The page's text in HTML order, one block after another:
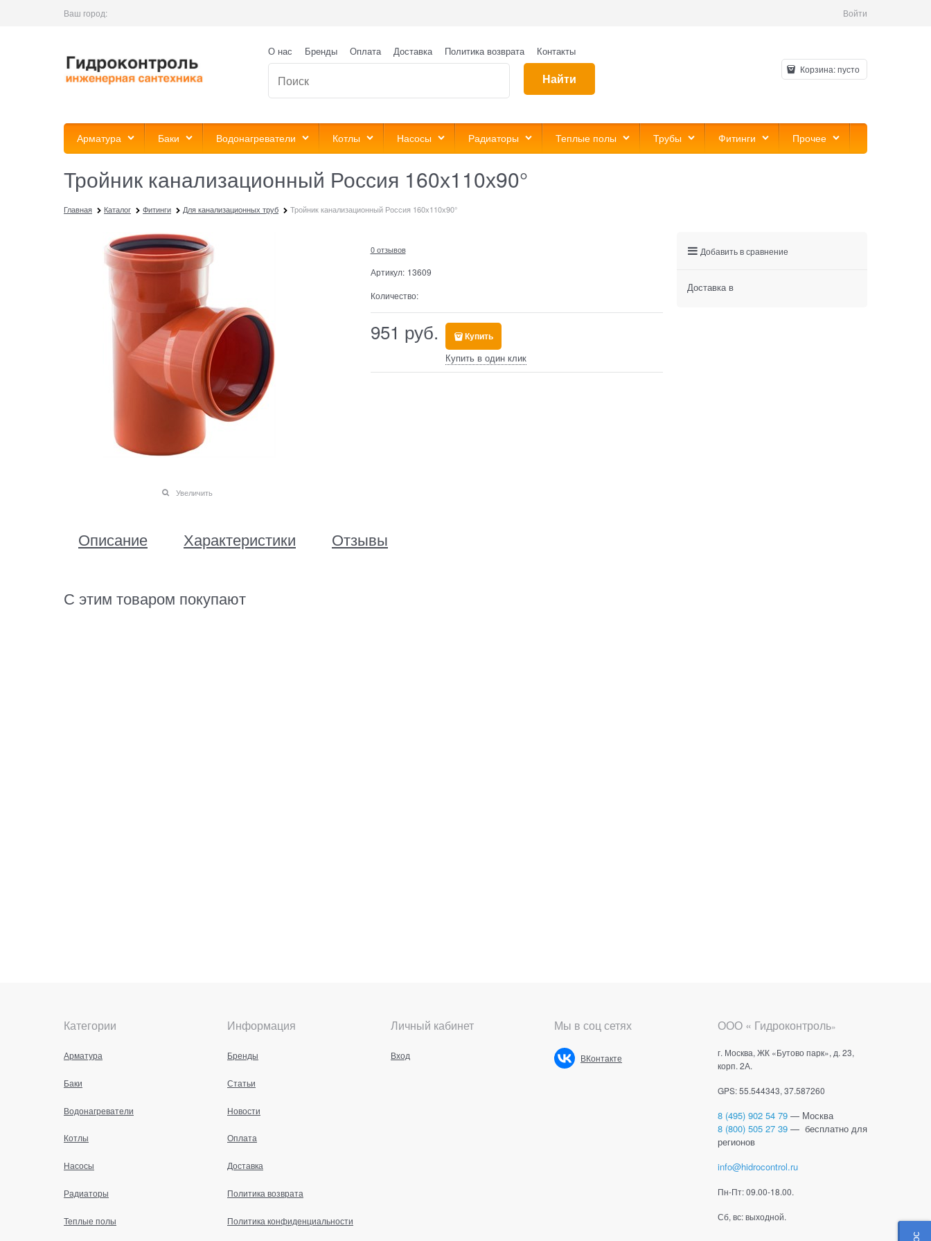
Ваш город: Войти
О нас Бренды Оплата Доставка Политика возврата Контакты
Найти
Корзина:пусто
Арматура Баки Водонагреватели Котлы Насосы Радиаторы Теплые полы Трубы Фитинги Прочее
Тройник канализационный Россия 160х110х90°
Главная Каталог Фитинги Для канализационных труб Тройник канализационный Россия 160х110х90°
Увеличить
0 отзывов
Артикул: 13609
Количество:
951 руб. Купить
Купить в один клик
Описание Характеристики Отзывы
С этим товаром покупают
Добавить в сравнение
Доставка в
Категории
Арматура
Баки
Водонагреватели
Котлы
Насосы
Радиаторы
Теплые полы
Информация
Бренды
Статьи
Новости
Оплата
Доставка
Политика возврата
Политика конфиденциальности
Личный кабинет
Вход
Мы в соц сетях
ВКонтакте
ООО « Гидроконтроль»
г. Москва, ЖК «Бутово парк», д. 23,
корп. 2А.
GPS: 55.544343, 37.587260
8 (495) 902 54 79 — Москва
8 (800) 505 27 39 — бесплатно для
регионов
info@hidrocontrol.ru
Пн-Пт: 09.00-18.00.
Сб, вс: выходной.